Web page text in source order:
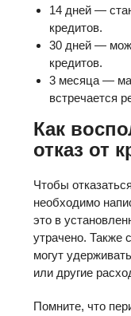
14 дней —
кредитов.
30 дней —
кредитов.
3 месяца —
встречается
Как
отказ от
Чтобы
необходимо
это в
утрачено. Также
могут
или другие
Помните, что